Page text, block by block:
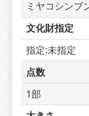
ミヤコシンブ
文化財指定
指定:未指定
点数
1部